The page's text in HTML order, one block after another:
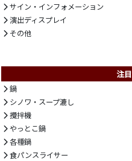
サイン・インフォメーション
演出ディスプレイ
その他
注
鍋
シノワ・スープ漉し
攪拌機
やっとこ鍋
各種鍋
食パンスライサー